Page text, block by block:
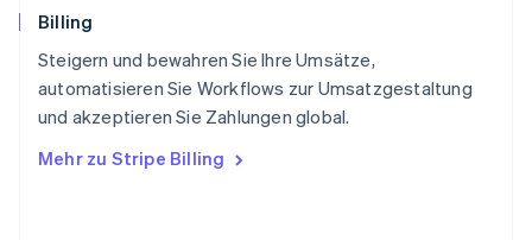
Billing
Steigern und bewahren Sie Ihre Umsätze,
automatisieren Sie Workflows zur Umsatzgestaltung
und akzeptieren Sie Zahlungen global.
Mehr zu Stripe Billing
Schweiz
Deutsch
Singapur
English简体中文
Slowakei
English
Slowenien